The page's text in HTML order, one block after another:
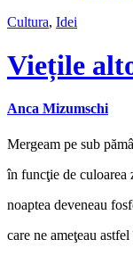
Cultura, Idei
Viețile
Anca Mizumschi
Mergeam pe sub
în funcţie de culoarea
noaptea deveneau
care ne ameţeau